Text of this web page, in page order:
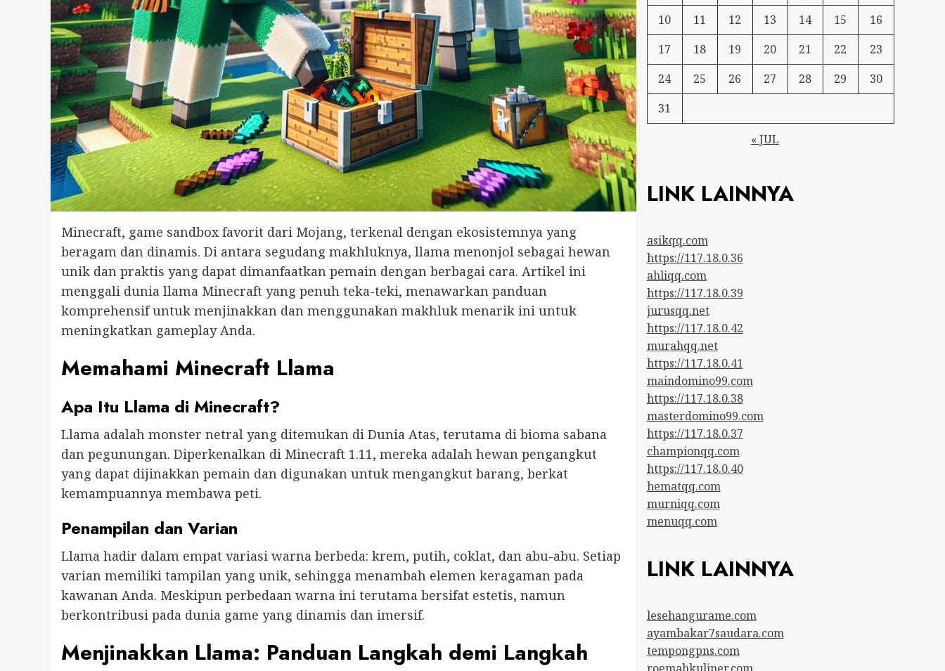
Minecraft, game sandbox favorit dari Mojang, terkenal dengan ekosistemnya yang
beragam dan dinamis. Di antara segudang makhluknya, llama menonjol sebagai hewan
unik dan praktis yang dapat dimanfaatkan pemain dengan berbagai cara. Artikel ini
menggali dunia llama Minecraft yang penuh teka-teki, menawarkan panduan
komprehensif untuk menjinakkan dan menggunakan makhluk menarik ini untuk
meningkatkan gameplay Anda.
Memahami Minecraft Llama
Apa Itu Llama di Minecraft?
Llama adalah monster netral yang ditemukan di Dunia Atas, terutama di bioma sabana
dan pegunungan. Diperkenalkan di Minecraft 1.11, mereka adalah hewan pengangkut
yang dapat dijinakkan pemain dan digunakan untuk mengangkut barang, berkat
kemampuannya membawa peti.
Penampilan dan Varian
Llama hadir dalam empat variasi warna berbeda: krem, putih, coklat, dan abu-abu. Setiap
varian memiliki tampilan yang unik, sehingga menambah elemen keragaman pada
kawanan Anda. Meskipun perbedaan warna ini terutama bersifat estetis, namun
berkontribusi pada dunia game yang dinamis dan imersif.
Menjinakkan Llama: Panduan Langkah demi Langkah
10
11 12 13 14 15
16
17
18 19 20 21 22
23
24
25 26 27 28 29
30
31
« JUL
LINK LAINNYA
asikqq.com
https://117.18.0.36
ahliqq.com
https://117.18.0.39
jurusqq.net
https://117.18.0.42
murahqq.net
https://117.18.0.41
maindomino99.com
https://117.18.0.38
masterdomino99.com
https://117.18.0.37
championqq.com
https://117.18.0.40
hematqq.com
murniqq.com
menuqq.com
LINK LAINNYA
lesehangurame.com
ayambakar7saudara.com
tempongpns.com